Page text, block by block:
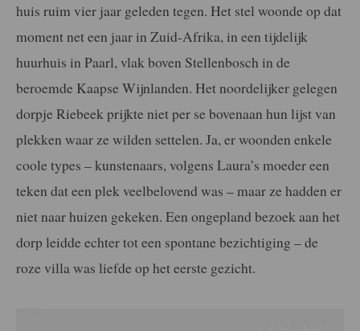
huis ruim vier jaar geleden tegen. Het stel woonde op dat
moment net een jaar in Zuid-Afrika, in een tijdelijk
huurhuis in Paarl, vlak boven Stellenbosch in de
beroemde Kaapse Wijnlanden. Het noordelijker gelegen
dorpje Riebeek prijkte niet per se bovenaan hun lijst van
plekken waar ze wilden settelen. Ja, er woonden enkele
coole types – kunstenaars, volgens Laura’s moeder een
teken dat een plek veelbelovend was – maar ze hadden er
niet naar huizen gekeken. Een ongepland bezoek aan het
dorp leidde echter tot een spontane bezichtiging – de
roze villa was liefde op het eerste gezicht.